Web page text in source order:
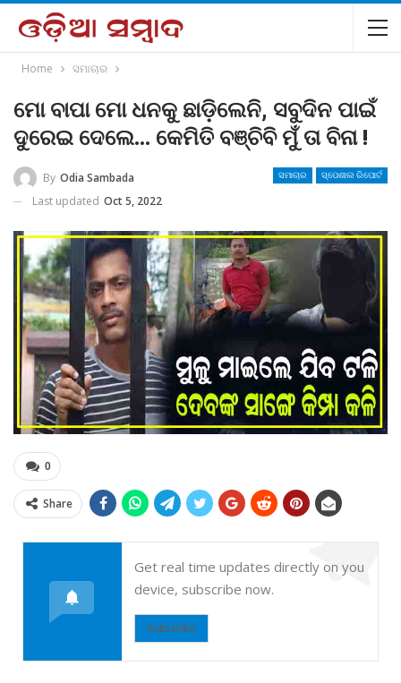
Home ସମାଚାର
ମୋ ବାପା ମୋ ଧନକୁ ଛାଡ଼ିଲେନି, ସବୁଦିନ ପାଇଁ
ଦୁରେଇ ଦେଲେ… କେମିତି ବଞ୍ଚିବି ମୁଁ ତା ବିନା !
ସମାଚାର ସ୍ପେଶାଲ ରିପୋର୍ଟ
By Odia Sambada
Last updated Oct 5, 2022
0
Share
Get real time updates directly on you
device, subscribe now.
Subscribe